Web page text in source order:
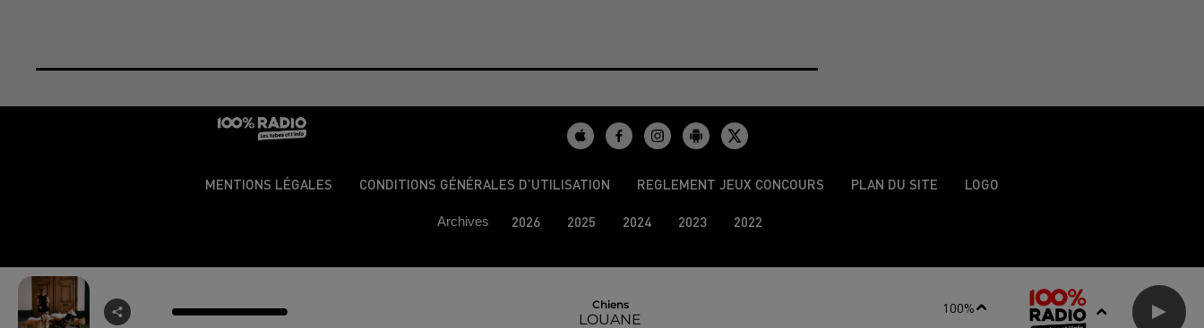
Chiens
LOUANE
100%
MENTIONS LÉGALES CONDITIONS GÉNÉRALES D’UTILISATION REGLEMENT JEUX CONCOURS PLAN DU SITE LOGO
Archives 2026 2025 2024 2023 2022